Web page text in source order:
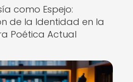
como Espejo:
de la Identidad en la
Poética Actual